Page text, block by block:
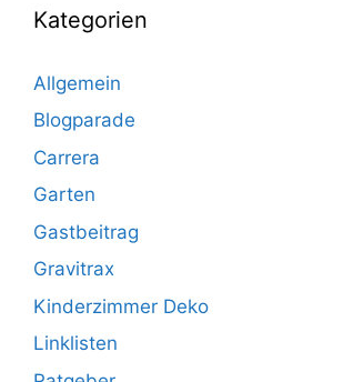
Kategorien
Allgemein
Blogparade
Carrera
Garten
Gastbeitrag
Gravitrax
Kinderzimmer Deko
Linklisten